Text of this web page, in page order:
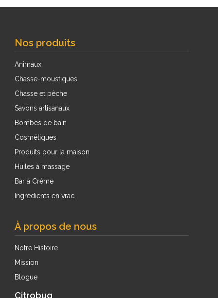
Nos produits
Animaux
Chasse-moustiques
Chasse et pêche
Savons artisanaux
Bombes de bain
Cosmétiques
Produits pour la maison
Huiles à massage
Bar à Crème
Ingrédients en vrac
À propos de nous
Notre Histoire
Mission
Blogue
Citrobug